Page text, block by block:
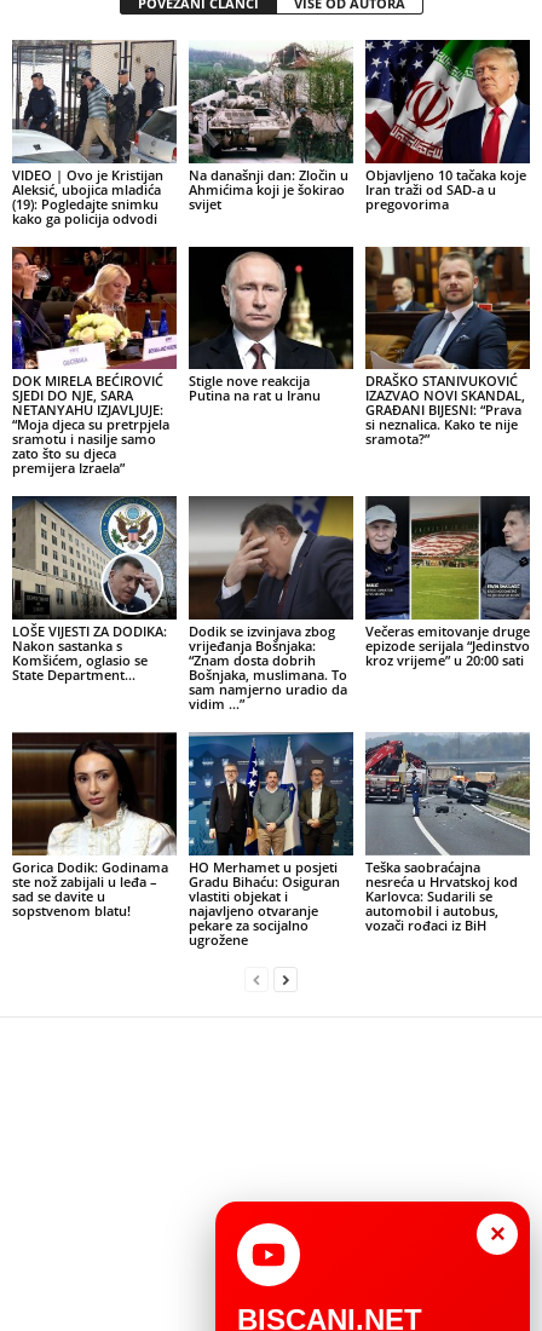
VIDEO | Ovo je Kristijan
Aleksić, ubojica mladića
(19): Pogledajte snimku
kako ga policija odvodi
Na današnji dan: Zločin u
Ahmićima koji je šokirao
svijet
Objavljeno 10 tačaka koje
Iran traži od SAD-a u
pregovorima
DOK MIRELA BEĆIROVIĆ
SJEDI DO NJE, SARA
NETANYAHU IZJAVLJUJE:
“Moja djeca su pretrpjela
sramotu i nasilje samo
zato što su djeca
premijera Izraela”
Stigle nove reakcija
Putina na rat u Iranu
DRAŠKO STANIVUKOVIĆ
IZAZVAO NOVI SKANDAL,
GRAĐANI BIJESNI: “Prava
si neznalica. Kako te nije
sramota?”
LOŠE VIJESTI ZA DODIKA:
Nakon sastanka s
Komšićem, oglasio se
State Department…
Dodik se izvinjava zbog
vrijeđanja Bošnjaka:
“Znam dosta dobrih
Bošnjaka, muslimana. To
sam namjerno uradio da
vidim …”
Večeras emitovanje druge
epizode serijala “Jedinstvo
kroz vrijeme” u 20:00 sati
Gorica Dodik: Godinama
ste nož zabijali u leđa –
sad se davite u
sopstvenom blatu!
HO Merhamet u posjeti
Gradu Bihaću: Osiguran
vlastiti objekat i
najavljeno otvaranje
pekare za socijalno
ugrožene
Teška saobraćajna
nesreća u Hrvatskoj kod
Karlovca: Sudarili se
automobil i autobus,
vozači rođaci iz BiH
×
BISCANI.NET